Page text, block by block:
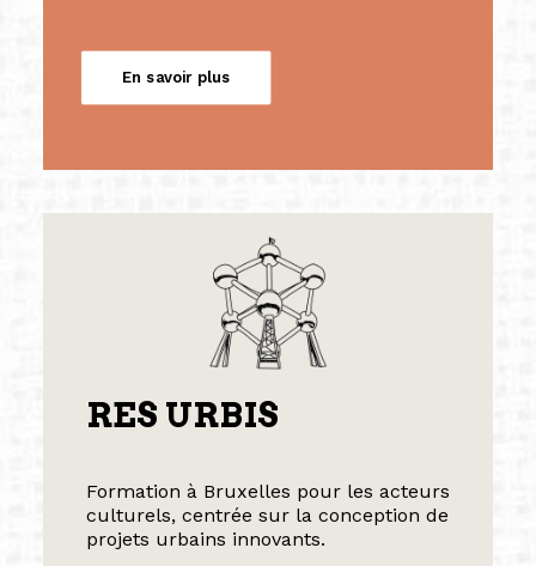
En savoir plus
RES URBIS
Formation à Bruxelles pour les acteurs
culturels, centrée sur la conception de
projets urbains innovants.